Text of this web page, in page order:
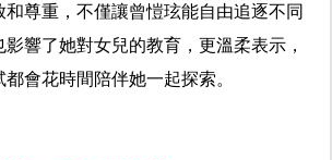
尊重，不僅讓曾愷玹能自由追逐不同
影響了她對女兒的教育，更溫柔表示，
會花時間陪伴她一起探索。